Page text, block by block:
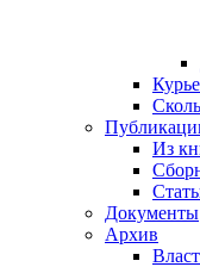
Из
Документы
Архив